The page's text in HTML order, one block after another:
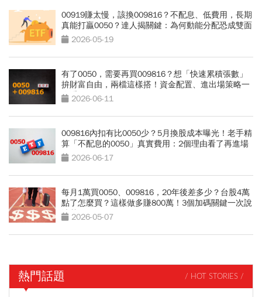
00919賺太慢，該換009816？不配息、低費用，長期
真能打贏0050？達人揭關鍵：為何動能分配恐成雙面
刃 2026-05-19
有了0050，需要再買009816？想「快速累積張數」
拚財富自由，兩檔這樣搭！資金配置、進出場策略一
次看2026-06-11
009816內扣有比0050少？5月換股成本曝光！老手精
算「不配息的0050」真實費用：2個理由看了再進場
2026-06-17
每月1萬買0050、009816，20年後差多少？台股4萬
點了怎麼買？這樣做多賺800萬！3個加碼關鍵一次說
清楚2026-05-07
熱門話題 / HOT STORIES /